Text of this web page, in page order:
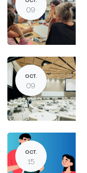
09
OCT.
09
OCT.
15